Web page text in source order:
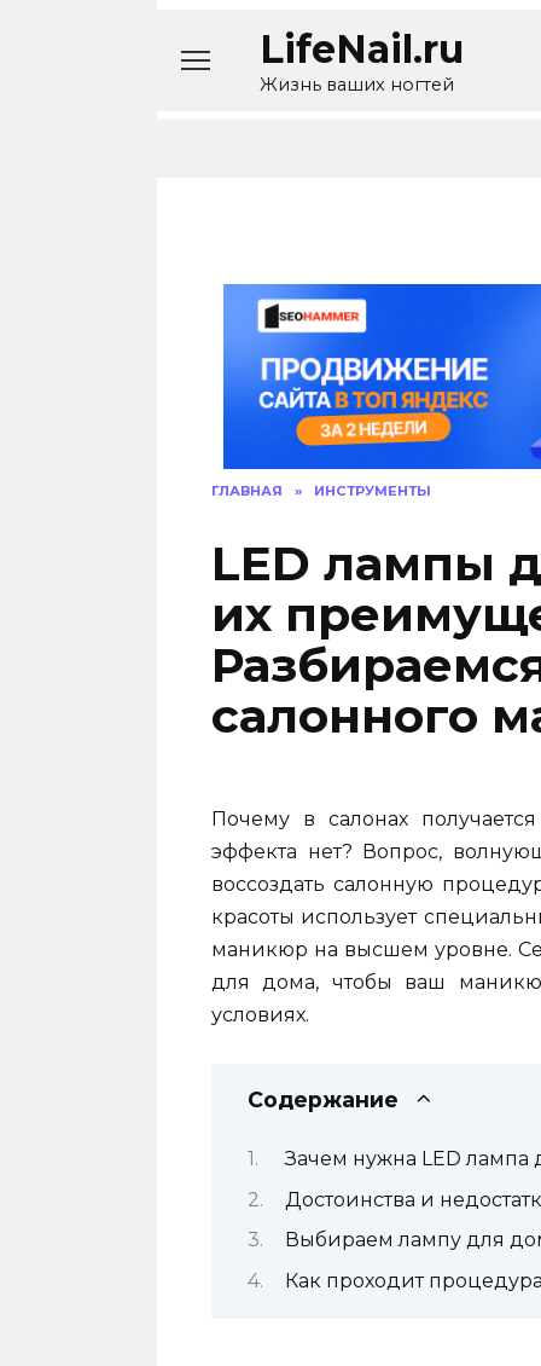
LifeNail.ru
Жизнь ваших ногтей
ГЛАВНАЯ » ИНСТРУМЕНТЫ
LED лампы
их
салонного
Почему в салонах
эффекта нет? Вопрос,
воссоздать салонную
красоты использует
маникюр на высшем уровне.
для дома, чтобы ваш
условиях.
Содержание
Зачем нужна LED лампа
Достоинства и
Выбираем лампу для
Как проходит